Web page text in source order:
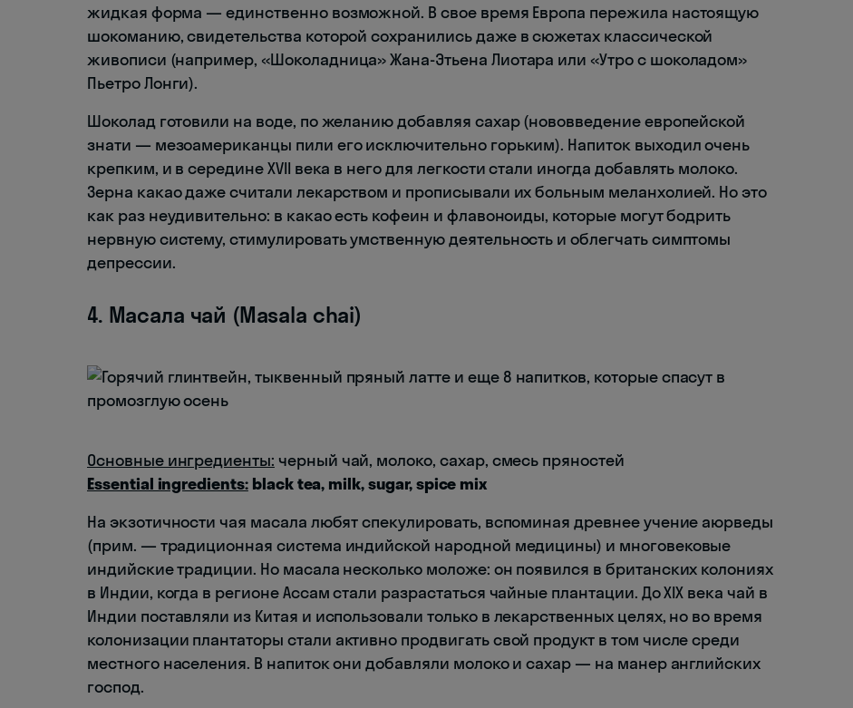
жидкая форма — единственно возможной. В свое время Европа пережила настоящую
шокоманию, свидетельства которой сохранились даже в сюжетах классической
живописи (например, «Шоколадница»‎ Жана-Этьена Лиотара или «Утро с шоколадом»‎
Пьетро Лонги).
Шоколад готовили на воде, по желанию добавляя сахар (нововведение европейской
знати — мезоамериканцы пили его исключительно горьким). Напиток выходил очень
крепким, и в середине XVII века в него для легкости стали иногда добавлять молоко.
Зерна какао даже считали лекарством и прописывали их больным меланхолией. Но это
как раз неудивительно: в какао есть кофеин и флавоноиды, которые могут бодрить
нервную систему, стимулировать умственную деятельность и облегчать симптомы
депрессии.
4. Масала чай (Masala chai)
Основные ингредиенты: черный чай, молоко, сахар, смесь пряностей
Essential ingredients:black tea, milk, sugar, spice mix
На экзотичности чая масала любят спекулировать, вспоминая древнее учение аюрведы
(прим. — традиционная система индийской народной медицины) и многовековые
индийские традиции. Но масала несколько моложе: он появился в британских колониях
в Индии, когда в регионе Ассам стали разрастаться чайные плантации. До XIX века чай в
Индии поставляли из Китая и использовали только в лекарственных целях, но во время
колонизации плантаторы стали активно продвигать свой продукт в том числе среди
местного населения. В напиток они добавляли молоко и сахар — на манер английских
господ.